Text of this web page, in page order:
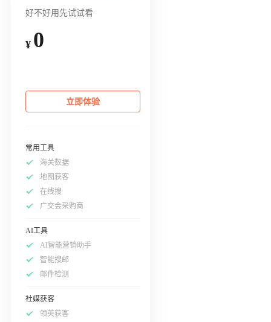
好不好用先试试看
¥ 0
立即体验
常用工具
海关数据
地图获客
在线搜
广交会采购商
AI工具
AI智能营销助手
智能搜邮
邮件检测
社媒获客
领英获客